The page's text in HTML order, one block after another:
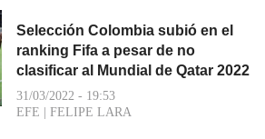
Selección Colombia subió en el
ranking Fifa a pesar de no
clasificar al Mundial de Qatar 2022
31/03/2022 - 19:53
EFE | FELIPE LARA